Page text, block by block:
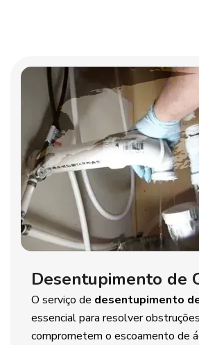
Desentupimento de
O serviço de desentupimento
essencial para resolver
comprometem o escoamento de